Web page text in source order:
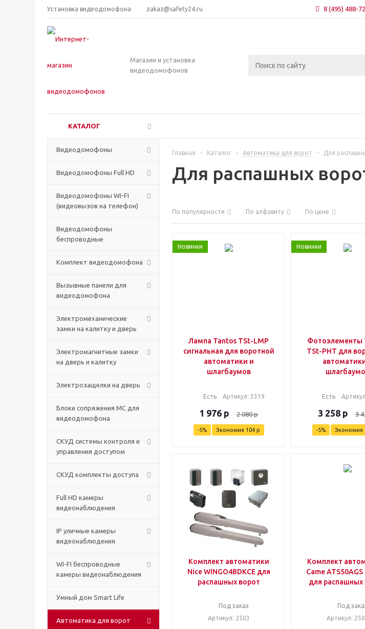
Установка видеодомофона zakaz@safety24.ru 8 (495) 488-
Магазин и установка
видеодомофонов
КАТАЛОГ
Видеодомофоны
Видеодомофоны Full HD
Видеодомофоны WI-FI
(видеовызов на телефон)
Видеодомофоны
беспроводные
Комплект видеодомофона
Вызывные панели для
видеодомофона
Электромеханические
замки на калитку и дверь
Электромагнитные замки
на дверь и калитку
Электрозащелки на дверь
Блоки сопряжения МС для
видеодомофона
СКУД системы контроля и
управления доступом
СКУД комплекты доступа
Full HD камеры
видеонаблюдения
IP уличные камеры
видеонаблюдения
WI-FI беспроводные
камеры видеонаблюдения
Умный дом Smart Life
Автоматика для ворот
Главная - Каталог - Автоматика для ворот - Для
Для распашных
По популярности По алфавиту По цене
Новинки
Лампа Tantos TSt-LMP
сигнальная для воротной
автоматики и
шлагбаумов
Есть Артикул: 3319
1 976 р 2 080р
-5% Экономия 104р
Новинки
Фотоэлементы
TSt-PHT для
Есть Артикул
3 258 р 3
-5% Экономия
Комплект автоматики
Nice WINGO4BDKCE для
распашных ворот
Под заказ
Артикул: 2503
Комплект
Came
для распашных
Под
Артикул: